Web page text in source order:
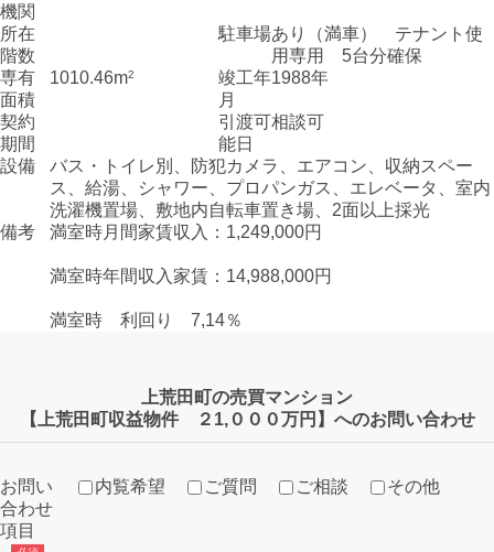
機関
所在
階数
駐車場あり（満車） テナント使
用専用 5台分確保
専有
面積
1010.46m2
竣工年
月
1988年
契約
期間
引渡可
能日
相談可
設備
バス・トイレ別、防犯カメラ、エアコン、収納スペー
ス、給湯、シャワー、プロパンガス、エレベータ、室内
洗濯機置場、敷地内自転車置き場、2面以上採光
備考
満室時月間家賃収入：1,249,000円
満室時年間収入家賃：14,988,000円
満室時 利回り 7,14％
上荒田町の売買マンション
【上荒田町収益物件 ２1,０００万円】へのお問い合わせ
お問い
合わせ
項目
内覧希望 ご質問 ご相談 その他